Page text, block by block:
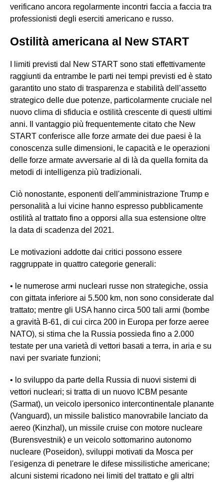
verificano ancora regolarmente incontri faccia a faccia tra
professionisti degli eserciti americano e russo.
Ostilità americana al New START
I limiti previsti dal New START sono stati effettivamente
raggiunti da entrambe le parti nei tempi previsti ed è stato
garantito uno stato di trasparenza e stabilità dell’assetto
strategico delle due potenze, particolarmente cruciale nel
nuovo clima di sfiducia e ostilità crescente di questi ultimi
anni. Il vantaggio più frequentemente citato che New
START conferisce alle forze armate dei due paesi è la
conoscenza sulle dimensioni, le capacità e le operazioni
delle forze armate avversarie al di là da quella fornita da
metodi di intelligenza più tradizionali.
Ciò nonostante, esponenti dell'amministrazione Trump e
personalità a lui vicine hanno espresso pubblicamente
ostilità al trattato fino a opporsi alla sua estensione oltre
la data di scadenza del 2021.
Le motivazioni addotte dai critici possono essere
raggruppate in quattro categorie generali:
• le numerose armi nucleari russe non strategiche, ossia
con gittata inferiore ai 5.500 km, non sono considerate dal
trattato; mentre gli USA hanno circa 500 tali armi (bombe
a gravità B-61, di cui circa 200 in Europa per forze aeree
NATO), si stima che la Russia possieda fino a 2.000
testate per una varietà di vettori basati a terra, in aria e su
navi per svariate funzioni;
• lo sviluppo da parte della Russia di nuovi sistemi di
vettori nucleari; si tratta di un nuovo ICBM pesante
(Sarmat), un veicolo ipersonico intercontinentale planante
(Vanguard), un missile balistico manovrabile lanciato da
aereo (Kinzhal), un missile cruise con motore nucleare
(Burensvestnik) e un veicolo sottomarino autonomo
nucleare (Poseidon), sviluppi motivati da Mosca per
l'esigenza di penetrare le difese missilistiche americane;
alcuni sistemi ricadono nei limiti del trattato e gli altri